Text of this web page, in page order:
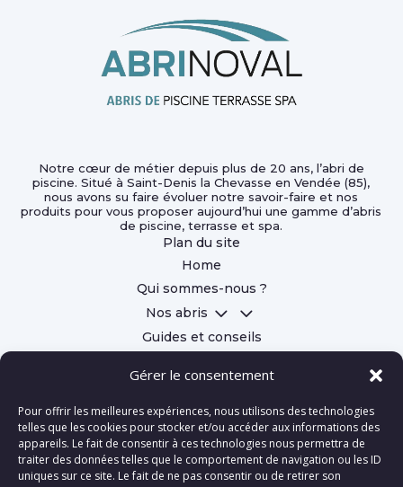
Gérer le consentement
Pour offrir les meilleures expériences, nous utilisons des technologies
telles que les cookies pour stocker et/ou accéder aux informations des
appareils. Le fait de consentir à ces technologies nous permettra de
traiter des données telles que le comportement de navigation ou les ID
uniques sur ce site. Le fait de ne pas consentir ou de retirer son
Notre cœur de métier depuis plus de 20 ans, l’abri de
piscine. Situé à Saint-Denis la Chevasse en Vendée (85),
nous avons su faire évoluer notre savoir-faire et nos
produits pour vous proposer aujourd’hui une gamme d’abris
de piscine, terrasse et spa.
Plan du site
Home
Qui sommes-nous ?
Nos abris
3
Guides et conseils


